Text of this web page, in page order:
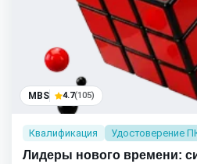
MBS 4.7(105)
Квалификация Удостоверение
Лидеры нового времени: